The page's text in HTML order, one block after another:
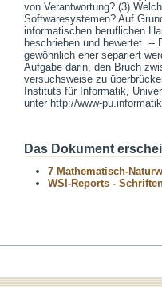
von Verantwortung? (3)
Softwaresystemen? Auf
informatischen beruflichen
beschrieben und bewertet.
gewöhnlich eher separiert
Aufgabe darin, den Bruch
versuchsweise zu
Instituts für Informatik,
unter http://www-
Das Dokument
7 Mathematisch-
WSI-Reports -